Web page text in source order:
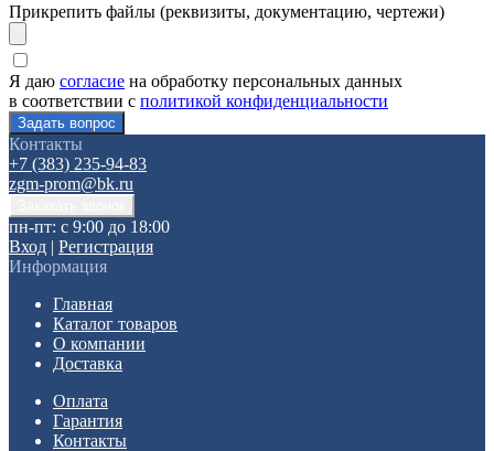
Прикрепить файлы (реквизиты, документацию, чертежи)
Я даю согласие на обработку персональных данных
в соответствии с политикой конфиденциальности
Контакты
+7 (383) 235-94-83
zgm-prom@bk.ru
пн-пт: с 9:00 до 18:00
Вход | Регистрация
Информация
Главная
Каталог товаров
О компании
Доставка
Оплата
Гарантия
Контакты